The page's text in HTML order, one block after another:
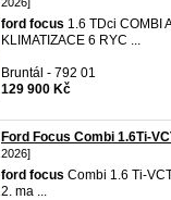
ford focus 1.6 TDci COMBI
KLIMATIZACE 6 RYC ...
Bruntál - 792 01
129 900 Kč
Ford Focus Combi 1.6Ti-
2026]
ford focus Combi 1.6 Ti-
2. ma ...